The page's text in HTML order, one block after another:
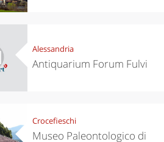
Alessandria
Antiquarium Forum Fulvi
Crocefieschi
Museo Paleontologico di